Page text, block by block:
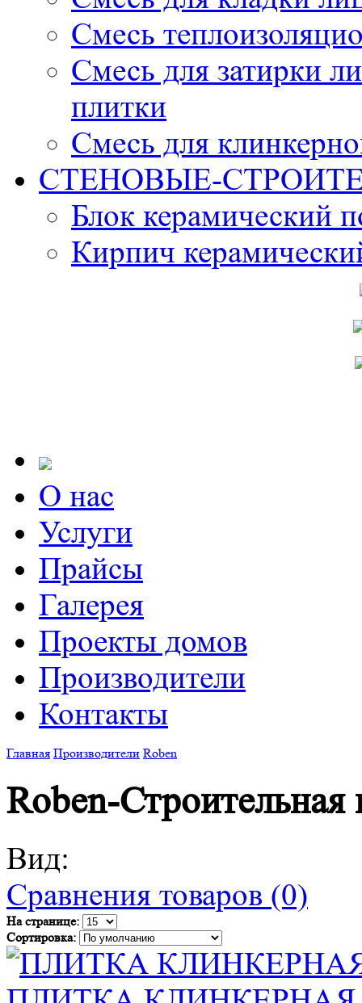
Смесь
Смесь для затирки
плитки
Смесь для
СТЕНОВЫЕ-
Блок керамический
Кирпич
О нас
Услуги
Прайсы
Галерея
Проекты домов
Производители
Контакты
Главная Производители Roben
Roben-Строительная
Вид:
Сравнения товаров (0)
На странице:
Сортировка: